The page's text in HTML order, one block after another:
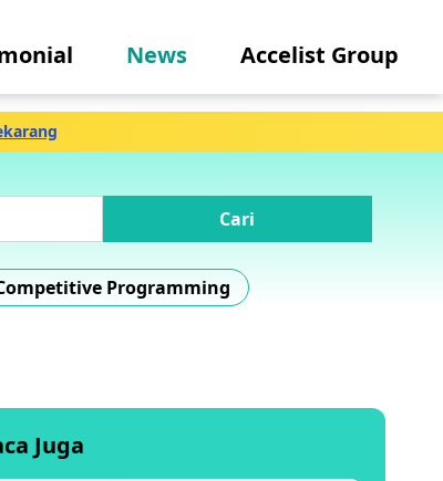
News Accelist Group
Cari
Programming
Juga